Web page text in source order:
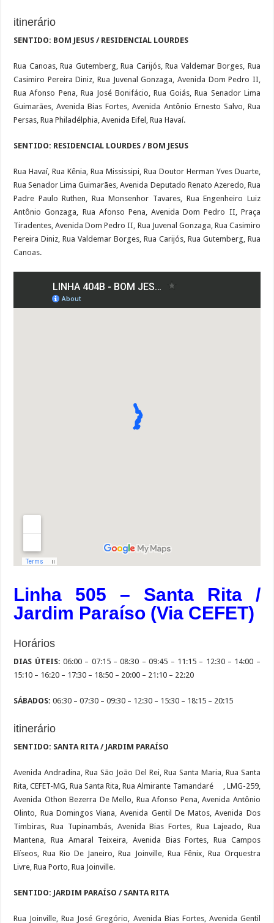
itinerário
SENTIDO: BOM JESUS / RESIDENCIAL LOURDES
Rua Canoas, Rua Gutemberg, Rua Carijós, Rua Valdemar Borges, Rua
Casimiro Pereira Diniz, Rua Juvenal Gonzaga, Avenida Dom Pedro II,
Rua Afonso Pena, Rua José Bonifácio, Rua Goiás, Rua Senador Lima
Guimarães, Avenida Bias Fortes, Avenida Antônio Ernesto Salvo, Rua
Persas, Rua Philadélphia, Avenida Eifel, Rua Havaí.
SENTIDO: RESIDENCIAL LOURDES / BOM JESUS
Rua Havaí, Rua Kênia, Rua Mississipi, Rua Doutor Herman Yves Duarte,
Rua Senador Lima Guimarães, Avenida Deputado Renato Azeredo, Rua
Padre Paulo Ruthen, Rua Monsenhor Tavares, Rua Engenheiro Luiz
Antônio Gonzaga, Rua Afonso Pena, Avenida Dom Pedro II, Praça
Tiradentes, Avenida Dom Pedro II, Rua Juvenal Gonzaga, Rua Casimiro
Pereira Diniz, Rua Valdemar Borges, Rua Carijós, Rua Gutemberg, Rua
Canoas.
Linha 505 – Santa Rita /
Jardim Paraíso (Via CEFET)
Horários
DIAS ÚTEIS: 06:00 – 07:15 – 08:30 – 09:45 – 11:15 – 12:30 – 14:00 –
15:10 – 16:20 – 17:30 – 18:50 – 20:00 – 21:10 – 22:20
SÁBADOS: 06:30 – 07:30 – 09:30 – 12:30 – 15:30 – 18:15 – 20:15
itinerário
SENTIDO: SANTA RITA / JARDIM PARAÍSO
Avenida Andradina, Rua São João Del Rei, Rua Santa Maria, Rua Santa
Rita, CEFET-MG, Rua Santa Rita, Rua Almirante Tamandaré , LMG-259,
Avenida Othon Bezerra De Mello, Rua Afonso Pena, Avenida Antônio
Olinto, Rua Domingos Viana, Avenida Gentil De Matos, Avenida Dos
Timbiras, Rua Tupinambás, Avenida Bias Fortes, Rua Lajeado, Rua
Mantena, Rua Amaral Teixeira, Avenida Bias Fortes, Rua Campos
Elíseos, Rua Rio De Janeiro, Rua Joinville, Rua Fênix, Rua Orquestra
Livre, Rua Porto, Rua Joinville.
SENTIDO: JARDIM PARAÍSO / SANTA RITA
Rua Joinville, Rua José Gregório, Avenida Bias Fortes, Avenida Gentil